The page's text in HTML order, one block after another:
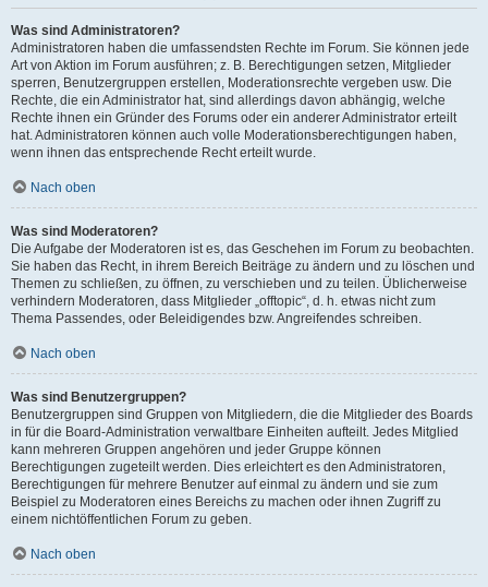
Was sind Administratoren?
Administratoren haben die umfassendsten Rechte im Forum. Sie können jede
Art von Aktion im Forum ausführen; z. B. Berechtigungen setzen, Mitglieder
sperren, Benutzergruppen erstellen, Moderationsrechte vergeben usw. Die
Rechte, die ein Administrator hat, sind allerdings davon abhängig, welche
Rechte ihnen ein Gründer des Forums oder ein anderer Administrator erteilt
hat. Administratoren können auch volle Moderationsberechtigungen haben,
wenn ihnen das entsprechende Recht erteilt wurde.
Nach oben
Was sind Moderatoren?
Die Aufgabe der Moderatoren ist es, das Geschehen im Forum zu beobachten.
Sie haben das Recht, in ihrem Bereich Beiträge zu ändern und zu löschen und
Themen zu schließen, zu öffnen, zu verschieben und zu teilen. Üblicherweise
verhindern Moderatoren, dass Mitglieder „offtopic“, d. h. etwas nicht zum
Thema Passendes, oder Beleidigendes bzw. Angreifendes schreiben.
Nach oben
Was sind Benutzergruppen?
Benutzergruppen sind Gruppen von Mitgliedern, die die Mitglieder des Boards
in für die Board-Administration verwaltbare Einheiten aufteilt. Jedes Mitglied
kann mehreren Gruppen angehören und jeder Gruppe können
Berechtigungen zugeteilt werden. Dies erleichtert es den Administratoren,
Berechtigungen für mehrere Benutzer auf einmal zu ändern und sie zum
Beispiel zu Moderatoren eines Bereichs zu machen oder ihnen Zugriff zu
einem nichtöffentlichen Forum zu geben.
Nach oben